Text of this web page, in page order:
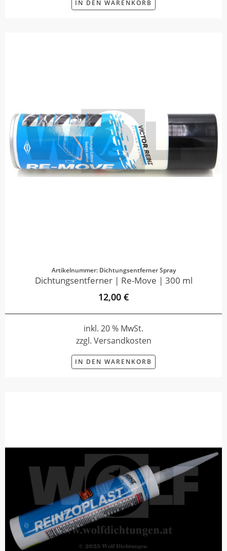
IN DEN WARENKORB
Artikelnummer: Dichtungsentferner Spray
Dichtungsentferner | Re-Move | 300 ml
12,00 €
inkl. 20 % MwSt.
zzgl. Versandkosten
IN DEN WARENKORB